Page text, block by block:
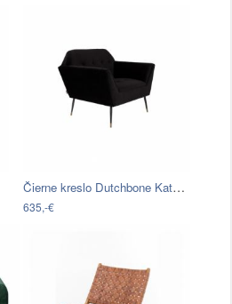
Čierne kreslo Dutchbone Katarina Divina
635,-€